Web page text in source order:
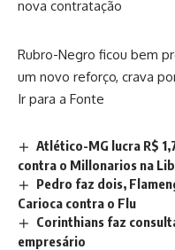
Rubro-Negro ficou bem
um novo reforço, crava
Ir para a Fonte
Atlético-MG lucra R$
contra o Millonarios na
Pedro faz dois,
Carioca contra o Flu
Corinthians faz
empresário